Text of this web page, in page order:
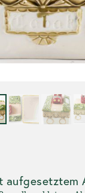
aufgesetztem